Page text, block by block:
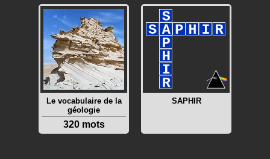
Le vocabulaire de la
géologie
320 mots
SAPHIR